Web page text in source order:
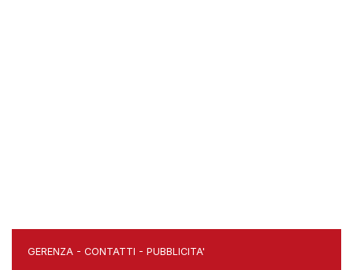
GERENZA - CONTATTI - PUBBLICITA'